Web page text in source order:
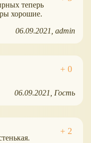
теперь
хорошие.
06.09.2021 admin
06.09.2021 Гость